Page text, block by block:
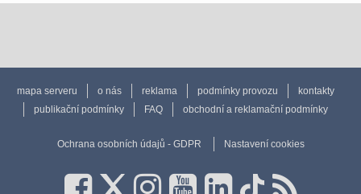
mapa serveru o nás reklama podmínky provozu
kontakty
publikační podmínky
FAQ obchodní a reklamační podmínky
Ochrana osobních údajů - GDPR Nastavení cookies